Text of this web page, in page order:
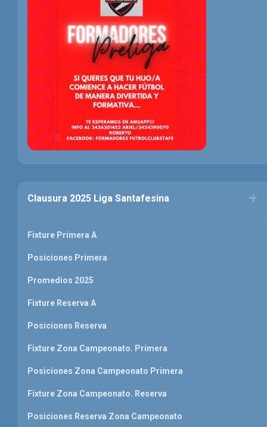
Clausura 2025 Liga Santafesina
Fixture Primera A
Posiciones Primera
Promedios 2025
Fixture Reserva A
Posiciones Reserva
Fixture Zona Campeonato. Primera
Posiciones Zona Campeonato Primera
Fixture Zona Campeonato. Reserva
Posiciones Reserva Zona Campeonato